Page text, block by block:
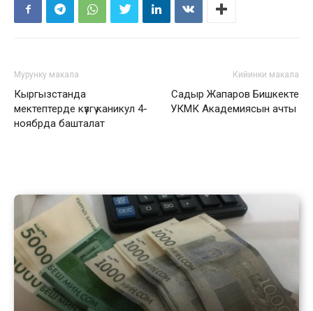
Мурунку макала
Кыргызстанда
мектептерде күзгү каникул 4-
ноябрда башталат
Кийинки макала
Садыр Жапаров Бишкекте
УКМК Академиясын ачты